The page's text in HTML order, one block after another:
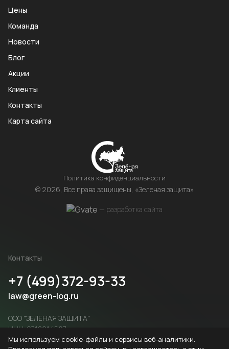
Цены
Команда
Новости
Блог
Акции
Клиенты
Контакты
Карта сайта
Политика конфиденциальности
© 2026, Все права защищены, «Зеленая защита»
— разработка сайта
Контакты
+7 (499)372-93-33
law@green-log.ru
ООО "ЗЕЛЕНАЯ ЗАЩИТА"
ИНН: 9718214527
ОГРН: 1227700909996
Мы используем cookie-файлы и сервисы веб-аналитики.